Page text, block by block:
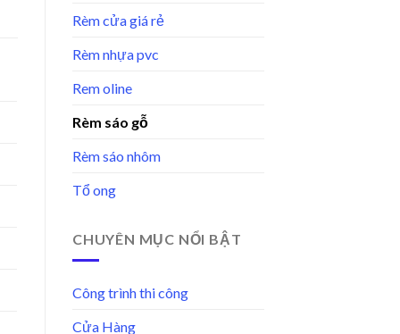
Rèm cửa giá rẻ
Rèm nhựa pvc
Rem oline
Rèm sáo gỗ
Rèm sáo nhôm
Tổ ong
CHUYÊN MỤC NỔI BẬT
Công trình thi công
Cửa Hàng